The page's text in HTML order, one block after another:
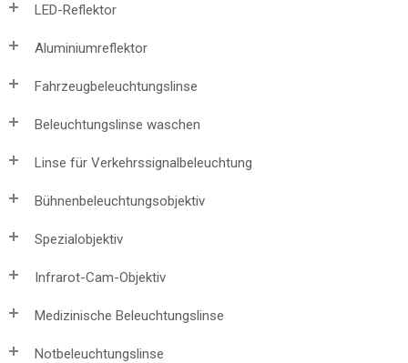
LED-Reflektor
Aluminiumreflektor
Fahrzeugbeleuchtungslinse
Beleuchtungslinse waschen
Linse für Verkehrssignalbeleuchtung
Bühnenbeleuchtungsobjektiv
Spezialobjektiv
Infrarot-Cam-Objektiv
Medizinische Beleuchtungslinse
Notbeleuchtungslinse